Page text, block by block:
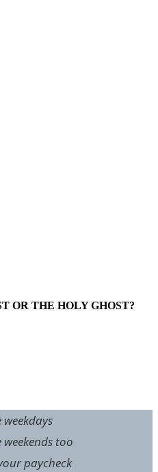
OR THE HOLY GHOST?
too
paycheck